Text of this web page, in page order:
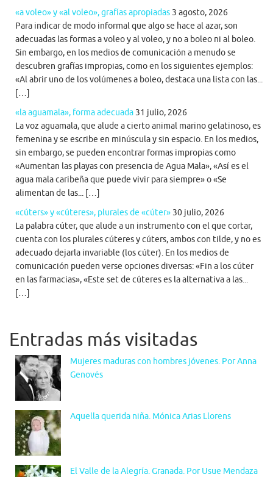
«a voleo» y «al voleo», grafías apropiadas 3 agosto, 2026
Para indicar de modo informal que algo se hace al azar, son
adecuadas las formas a voleo y al voleo, y no a boleo ni al boleo.
Sin embargo, en los medios de comunicación a menudo se
descubren grafías impropias, como en los siguientes ejemplos:
«Al abrir uno de los volúmenes a boleo, destaca una lista con las...
[…]
«la aguamala», forma adecuada 31 julio, 2026
La voz aguamala, que alude a cierto animal marino gelatinoso, es
femenina y se escribe en minúscula y sin espacio. En los medios,
sin embargo, se pueden encontrar formas impropias como
«Aumentan las playas con presencia de Agua Mala», «Así es el
agua mala caribeña que puede vivir para siempre» o «Se
alimentan de las... […]
«cúters» y «cúteres», plurales de «cúter» 30 julio, 2026
La palabra cúter, que alude a un instrumento con el que cortar,
cuenta con los plurales cúteres y cúters, ambos con tilde, y no es
adecuado dejarla invariable (los cúter). En los medios de
comunicación pueden verse opciones diversas: «Fin a los cúter
en las farmacias», «Este set de cúteres es la alternativa a las...
[…]
Entradas más visitadas
Mujeres maduras con hombres jóvenes. Por Anna
Genovés
Aquella querida niña. Mónica Arias Llorens
El Valle de la Alegría. Granada. Por Usue Mendaza